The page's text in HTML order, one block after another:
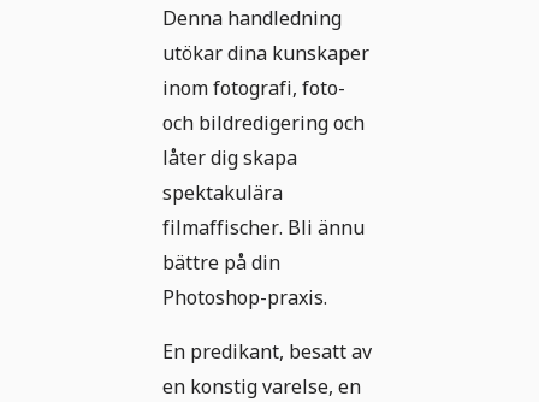
Denna handledning
utökar dina kunskaper
inom fotografi, foto-
och bildredigering och
låter dig skapa
spektakulära
filmaffischer. Bli ännu
bättre på din
Photoshop-praxis.
En predikant, besatt av
en konstig varelse, en